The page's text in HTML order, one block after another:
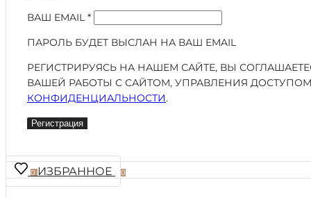
ВАШ EMAIL*
ПАРОЛЬ БУДЕТ ВЫСЛАН НА ВАШ EMAIL
РЕГИСТРИРУЯСЬ НА НАШЕМ САЙТЕ, ВЫ
ВАШЕЙ РАБОТЫ С САЙТОМ, УПРАВЛЕНИЯ
КОНФИДЕНЦИАЛЬНОСТИ.
Регистрация
0 ИЗБРАННОЕ 0